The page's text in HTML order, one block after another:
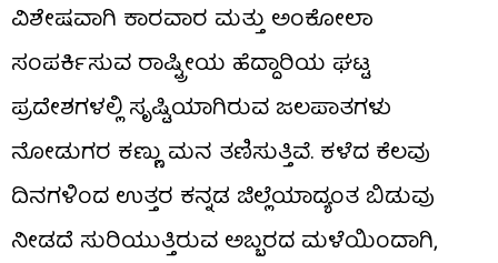
ವಿಶೇಷವಾಗಿ ಕಾರವಾರ ಮತ್ತು ಅಂಕೋಲಾ
ಸಂಪರ್ಕಿಸುವ ರಾಷ್ಟ್ರೀಯ ಹೆದ್ದಾರಿಯ ಘಟ್ಟ
ಪ್ರದೇಶಗಳಲ್ಲಿ ಸೃಷ್ಟಿಯಾಗಿರುವ ಜಲಪಾತಗಳು
ನೋಡುಗರ ಕಣ್ಣು ಮನ ತಣಿಸುತ್ತಿವೆ. ಕಳೆದ ಕೆಲವು
ದಿನಗಳಿಂದ ಉತ್ತರ ಕನ್ನಡ ಜಿಲ್ಲೆಯಾದ್ಯಂತ ಬಿಡುವು
ನೀಡದೆ ಸುರಿಯುತ್ತಿರುವ ಅಬ್ಬರದ ಮಳೆಯಿಂದಾಗಿ,